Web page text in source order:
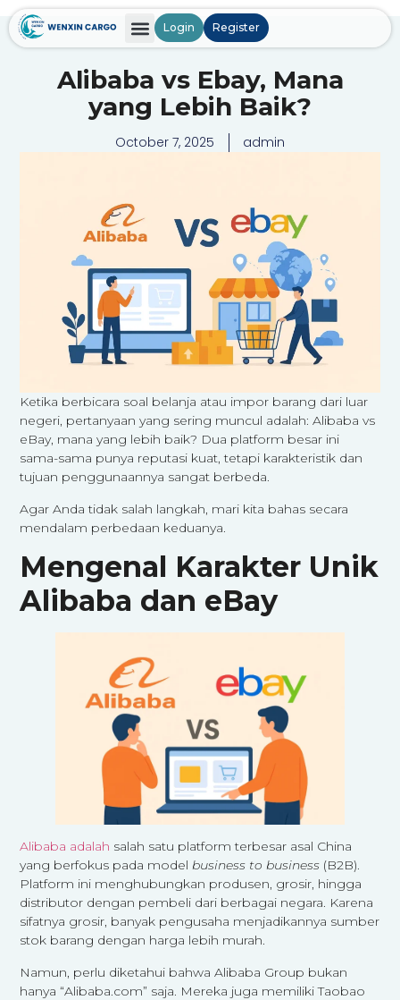
Login Register
Alibaba vs Ebay, Mana
yang Lebih Baik?
October 7, 2025 admin
Ketika berbicara soal belanja atau impor barang dari luar
negeri, pertanyaan yang sering muncul adalah: Alibaba vs
eBay, mana yang lebih baik? Dua platform besar ini
sama-sama punya reputasi kuat, tetapi karakteristik dan
tujuan penggunaannya sangat berbeda.
Agar Anda tidak salah langkah, mari kita bahas secara
mendalam perbedaan keduanya.
Mengenal Karakter Unik
Alibaba dan eBay
Alibaba adalah salah satu platform terbesar asal China
yang berfokus pada modelbusiness to business (B2B).
Platform ini menghubungkan produsen, grosir, hingga
distributor dengan pembeli dari berbagai negara. Karena
sifatnya grosir, banyak pengusaha menjadikannya sumber
stok barang dengan harga lebih murah.
Namun, perlu diketahui bahwa Alibaba Group bukan
hanya “Alibaba.com” saja. Mereka juga memiliki Taobao